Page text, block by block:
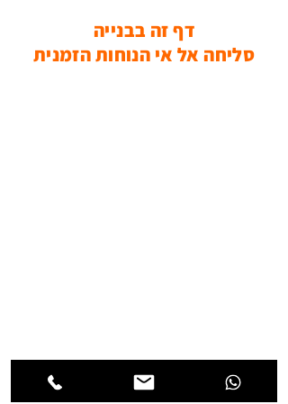
דף זה בבנייה
סליחה אל אי הנוחות הזמנית